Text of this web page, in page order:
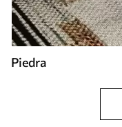
Piedra